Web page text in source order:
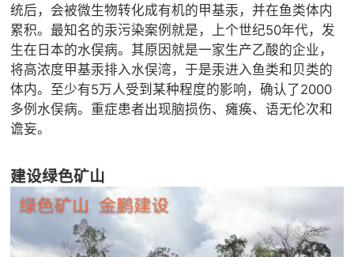
统后，会被微生物转化成有机的甲基汞，并在鱼类体内
累积。最知名的汞污染案例就是，上个世纪50年代，发
生在日本的水俣病。其原因就是一家生产乙酸的企业，
将高浓度甲基汞排入水俣湾，于是汞进入鱼类和贝类的
体内。至少有5万人受到某种程度的影响，确认了2000
多例水俣病。重症患者出现脑损伤、瘫痪、语无伦次和
谵妄。
建设绿色矿山